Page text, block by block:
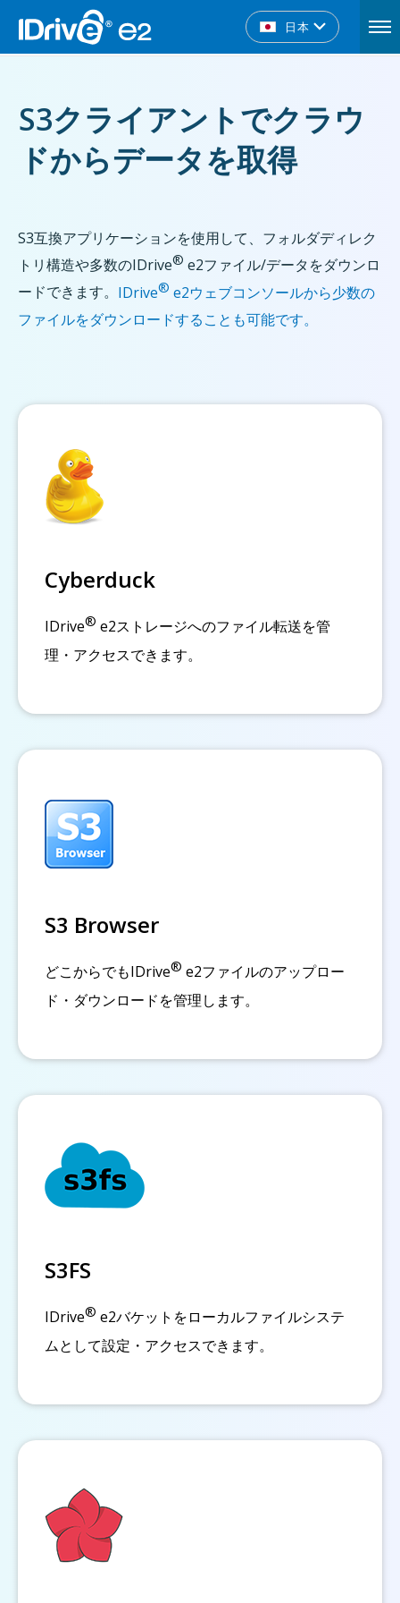
日本
S3クライアントでクラウ
ドからデータを取得
S3互換アプリケーションを使用して、フォルダディレク
トリ構造や多数のIDrive® e2ファイル/データをダウンロ
ードできます。 IDrive® e2ウェブコンソールから少数の
ファイルをダウンロードすることも可能です。
Cyberduck
IDrive® e2ストレージへのファイル転送を管
理・アクセスできます。
S3 Browser
どこからでもIDrive® e2ファイルのアップロー
ド・ダウンロードを管理します。
S3FS
IDrive® e2バケットをローカルファイルシステ
ムとして設定・アクセスできます。